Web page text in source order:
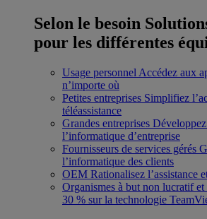
Selon le besoin
pour les différentes
Usage personnel Accédez aux
n’importe où
Petites entreprises Simplifiez
téléassistance
Grandes entreprises
l’informatique d’entreprise
Fournisseurs de services gérés
l’informatique des clients
OEM Rationalisez l’assistance
Organismes à but non lucratif et
30 % sur la technologie